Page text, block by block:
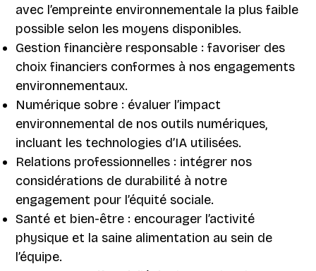
avec l’empreinte environnementale la plus faible
possible selon les moyens disponibles.
Gestion financière responsable : favoriser des
choix financiers conformes à nos engagements
environnementaux.
Numérique sobre : évaluer l’impact
environnemental de nos outils numériques,
incluant les technologies d’IA utilisées.
Relations professionnelles : intégrer nos
considérations de durabilité à notre
engagement pour l’équité sociale.
Santé et bien-être : encourager l’activité
physique et la saine alimentation au sein de
l’équipe.